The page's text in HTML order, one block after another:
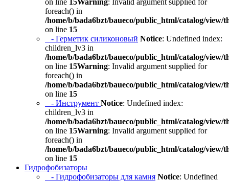
on line 15Warning: Invalid argument supplied for
foreach() in
/home/b/bada6bzt/baueco/public_html/catalog/view/
on line 15
- Герметик силиконовый Notice: Undefined index:
children_lv3 in
/home/b/bada6bzt/baueco/public_html/catalog/view/
on line 15Warning: Invalid argument supplied for
foreach() in
/home/b/bada6bzt/baueco/public_html/catalog/view/
on line 15
- Инструмент Notice: Undefined index:
children_lv3 in
/home/b/bada6bzt/baueco/public_html/catalog/view/
on line 15Warning: Invalid argument supplied for
foreach() in
/home/b/bada6bzt/baueco/public_html/catalog/view/
on line 15
Гидрофобизаторы
- Гидрофобизаторы для камня Notice: Undefined